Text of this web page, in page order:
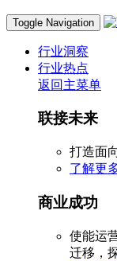
Toggle Navigation
行业洞察
行业热点
返回主菜单
联接未来
打造面
了解更
商业成功
使能运
迁移，